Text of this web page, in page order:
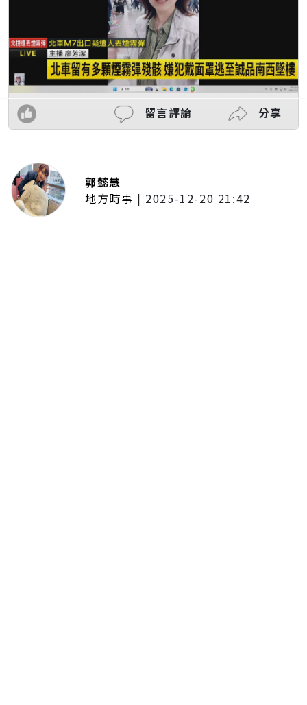
留言評論 分享
郭懿慧
地方時事 | 2025-12-20 21:42